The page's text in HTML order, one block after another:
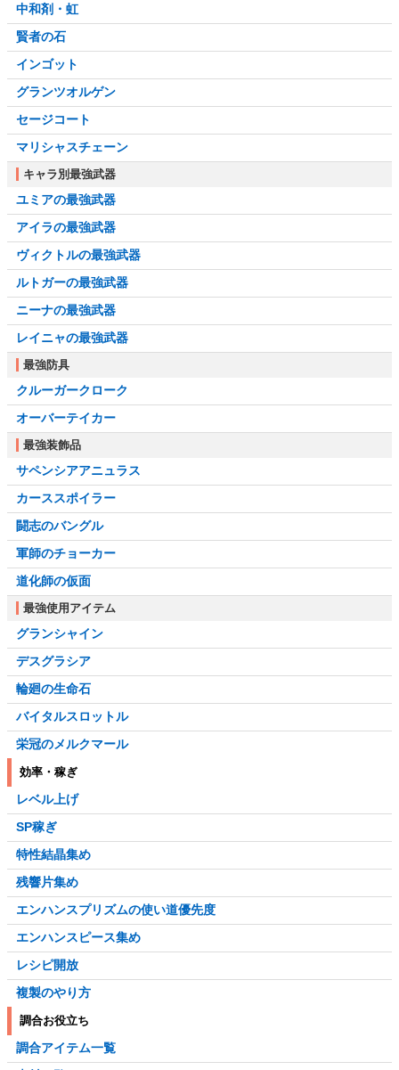
中和剤・虹
賢者の石
インゴット
グランツオルゲン
セージコート
マリシャスチェーン
キャラ別最強武器
ユミアの最強武器
アイラの最強武器
ヴィクトルの最強武器
ルトガーの最強武器
ニーナの最強武器
レイニャの最強武器
最強防具
クルーガークローク
オーバーテイカー
最強装飾品
サペンシアアニュラス
カーススポイラー
闘志のバングル
軍師のチョーカー
道化師の仮面
最強使用アイテム
グランシャイン
デスグラシア
輪廻の生命石
バイタルスロットル
栄冠のメルクマール
効率・稼ぎ
レベル上げ
SP稼ぎ
特性結晶集め
残響片集め
エンハンスプリズムの使い道優先度
エンハンスピース集め
レシピ開放
複製のやり方
調合お役立ち
調合アイテム一覧